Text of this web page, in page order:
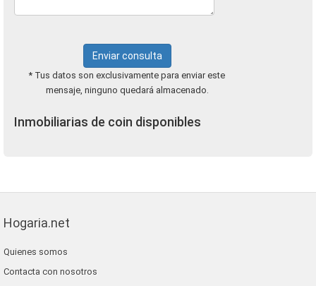
Enviar consulta
* Tus datos son exclusivamente para enviar este
mensaje, ninguno quedará almacenado.
Inmobiliarias de coin disponibles
Hogaria.net
Quienes somos
Contacta con nosotros